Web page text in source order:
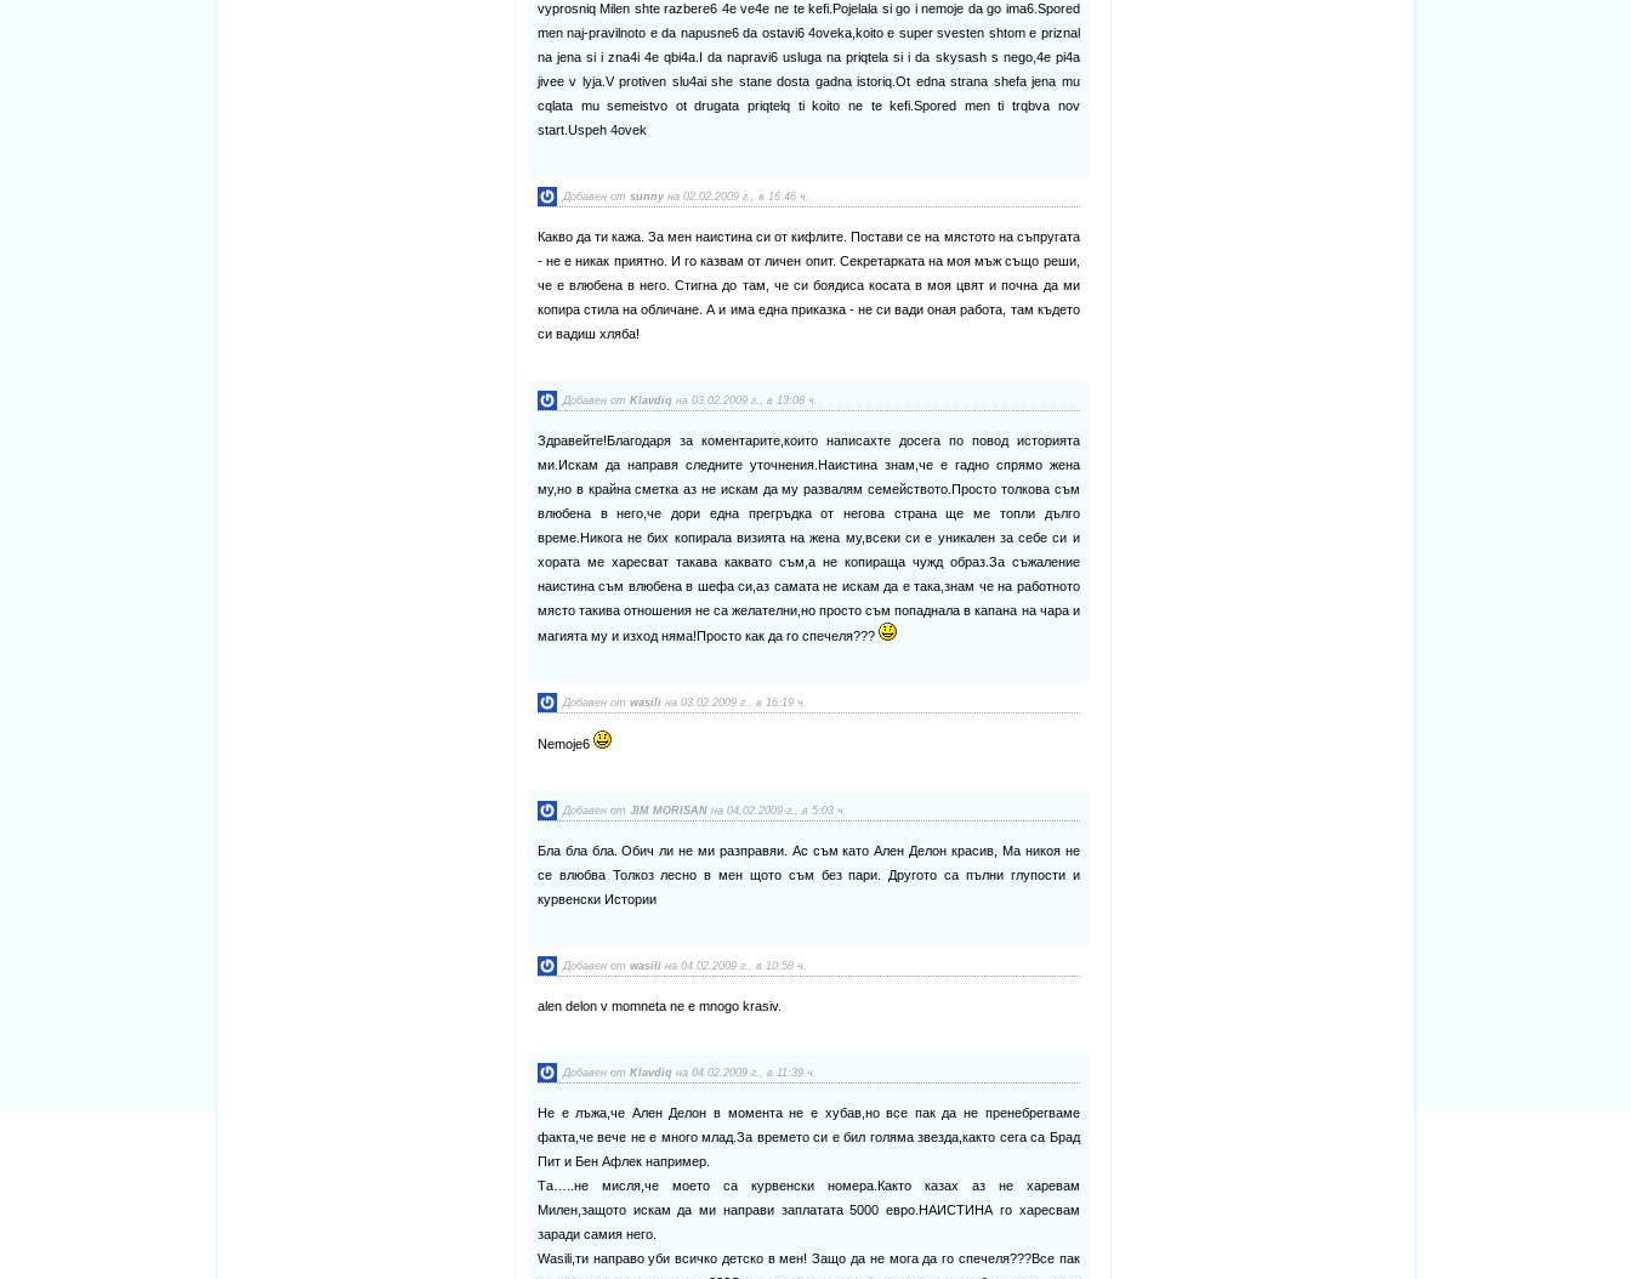
vyprosniq Milen shte razbere6 4e ve4e ne te kefi.Pojelala si go i nemoje da go ima6.Spored
men naj-pravilnoto e da napusne6 da ostavi6 4oveka,koito e super svesten shtom e priznal
na jena si i zna4i 4e qbi4a.I da napravi6 usluga na priqtela si i da skysash s nego,4e pi4a
jivee v lyja.V protiven slu4ai she stane dosta gadna istoriq.Ot edna strana shefa jena mu
cqlata mu semeistvo ot drugata priqtelq ti koito ne te kefi.Spored men ti trqbva nov
start.Uspeh 4ovek
Добавен от sunnyна 02.02.2009 г., в 16:46 ч.
Какво да ти кажа. За мен наистина си от кифлите. Постави се на мястото на съпругата
- не е никак приятно. И го казвам от личен опит. Секретарката на моя мъж също реши,
че е влюбена в него. Стигна до там, че си боядиса косата в моя цвят и почна да ми
копира стила на обличане. А и има една приказка - не си вади оная работа, там където
си вадиш хляба!
Добавен от Klavdiq на 03.02.2009 г., в 13:08 ч.
Здравейте!Благодаря за коментарите,които написахте досега по повод историята
ми.Искам да направя следните уточнения.Наистина знам,че е гадно спрямо жена
му,но в крайна сметка аз не искам да му развалям семейството.Просто толкова съм
влюбена в него,че дори една прегръдка от негова страна ще ме топли дълго
време.Никога не бих копирала визията на жена му,всеки си е уникален за себе си и
хората ме харесват такава каквато съм,а не копираща чужд образ.За съжаление
наистина съм влюбена в шефа си,аз самата не искам да е така,знам че на работното
място такива отношения не са желателни,но просто съм попаднала в капана на чара и
магията му и изход няма!Просто как да го спечеля???
Добавен от wasiliна 03.02.2009 г., в 16:19 ч.
Nemoje6
Добавен от JIM MORISANна 04.02.2009 г., в 5:03 ч.
Бла бла бла. Обич ли не ми разправяи. Ас съм като Ален Делон красив, Ма никоя не
се влюбва Толкоз лесно в мен щото съм без пари. Другото са пълни глупости и
курвенски Истории
Добавен от wasiliна 04.02.2009 г., в 10:58 ч.
alen delon v momneta ne e mnogo krasiv.
Добавен от Klavdiq на 04.02.2009 г., в 11:39 ч.
Не е лъжа,че Ален Делон в момента не е хубав,но все пак да не пренебрегваме
факта,че вече не е много млад.За времето си е бил голяма звезда,както сега са Брад
Пит и Бен Афлек например.
Та…..не мисля,че моето са курвенски номера.Както казах аз не харевам
Милен,защото искам да ми направи заплатата 5000 евро.НАИСТИНА го харесвам
заради самия него.
Wasili,ти направо уби всичко детско в мен! Защо да не мога да го спечеля???Все пак